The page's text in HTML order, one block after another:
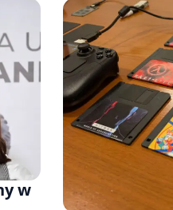
w